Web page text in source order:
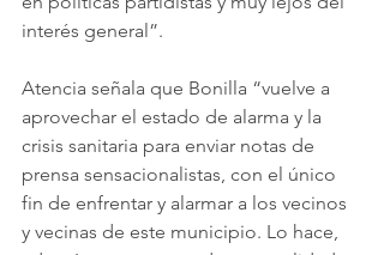
interés general”.
Atencia señala que Bonilla “vuelve a
aprovechar el estado de alarma y la
crisis sanitaria para enviar notas de
prensa sensacionalistas, con el único
fin de enfrentar y alarmar a los vecinos
y vecinas de este municipio. Lo hace,